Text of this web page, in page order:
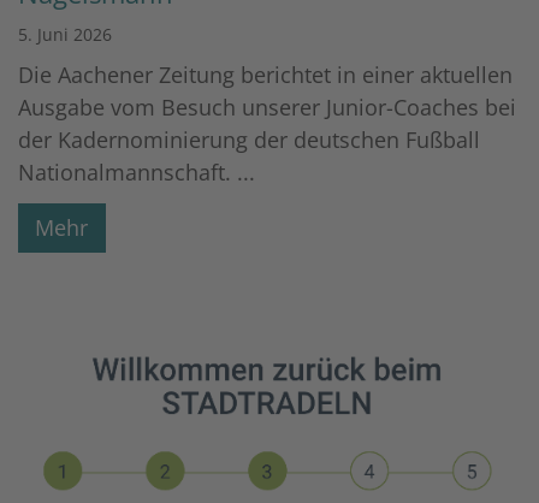
5. Juni 2026
Die Aachener Zeitung berichtet in einer aktuellen
Ausgabe vom Besuch unserer Junior-Coaches bei
der Kadernominierung der deutschen Fußball
Nationalmannschaft. ...
Mehr